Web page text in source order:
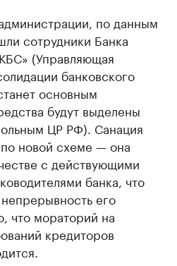
по данным
сотрудники Банка
(Управляющая
банковского
основным
будут выделены
ЦР РФ). Санация
новой схеме — она
с действующими
банка, что
его
что мораторий на
кредиторов